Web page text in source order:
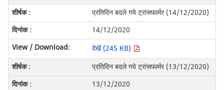
प्रतिदिन बदले गये ट्रांसफार्मर (14/12/2020)
14/12/2020
देखें (245 KB)
प्रतिदिन बदले गये ट्रांसफार्मर (13/12/2020)
13/12/2020